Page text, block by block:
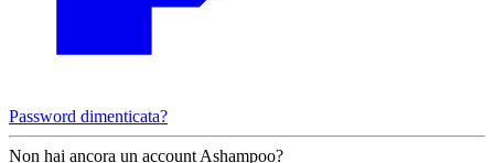
Password dimenticata?
Non hai ancora un account Ashampoo?